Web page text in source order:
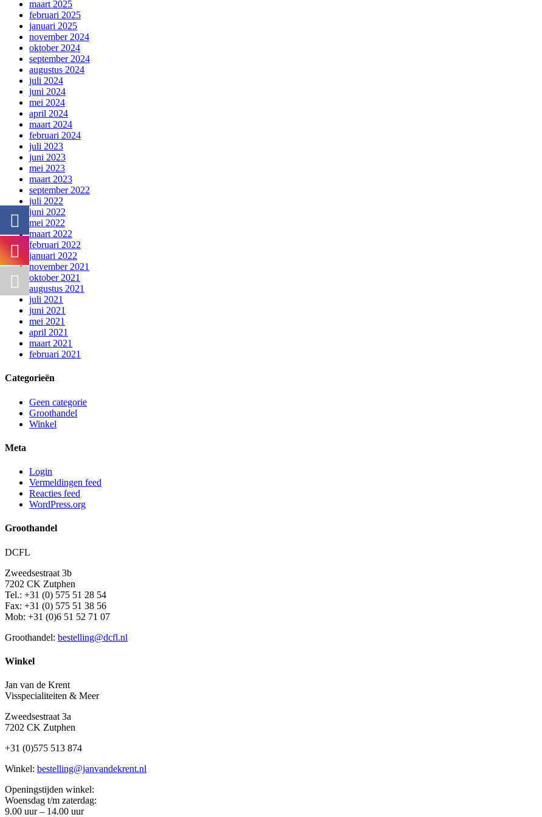
maart 2025
februari 2025
januari 2025
november 2024
oktober 2024
september 2024
augustus 2024
juli 2024
juni 2024
mei 2024
april 2024
maart 2024
februari 2024
juli 2023
juni 2023
mei 2023
maart 2023
september 2022
juli 2022
juni 2022
mei 2022
maart 2022
februari 2022
januari 2022
november 2021
oktober 2021
augustus 2021
juli 2021
juni 2021
mei 2021
april 2021
maart 2021
februari 2021
Categorieën
Geen categorie
Groothandel
Winkel
Meta
Login
Vermeldingen feed
Reacties feed
WordPress.org
Groothandel
DCFL
Zweedsestraat 3b
7202 CK Zutphen
Tel.: +31 (0) 575 51 28 54
Fax: +31 (0) 575 51 38 56
Mob: +31 (0)6 51 52 71 07
Groothandel: bestelling@dcfl.nl
Winkel
Jan van de Krent
Visspecialiteiten & Meer
Zweedsestraat 3a
7202 CK Zutphen
+31 (0)575 513 874
Winkel: bestelling@janvandekrent.nl
Openingstijden winkel:
Woensdag t/m zaterdag:
9.00 uur – 14.00 uur